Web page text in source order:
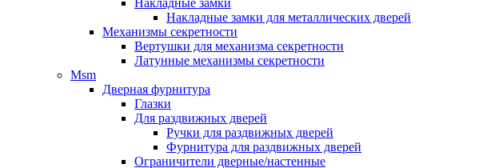
Накладные замки для металлических дверей
Механизмы секретности
Вертушки для механизма секретности
Латунные механизмы секретности
Msm
Дверная фурнитура
Глазки
Для раздвижных дверей
Ручки для раздвижных дверей
Фурнитура для раздвижных дверей
Ограничители дверные/настенные